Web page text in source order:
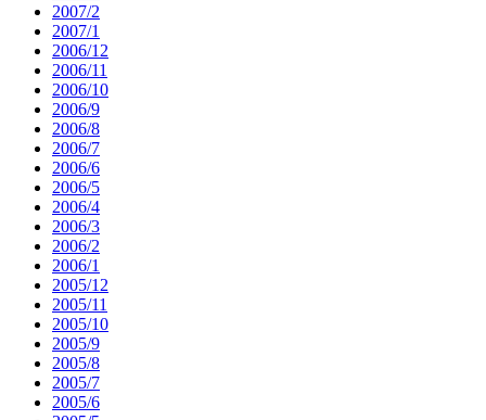
2007/2
2007/1
2006/12
2006/11
2006/10
2006/9
2006/8
2006/7
2006/6
2006/5
2006/4
2006/3
2006/2
2006/1
2005/12
2005/11
2005/10
2005/9
2005/8
2005/7
2005/6